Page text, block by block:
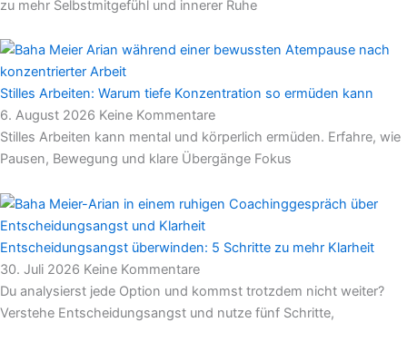
zu mehr Selbstmitgefühl und innerer Ruhe
Stilles Arbeiten: Warum tiefe Konzentration so ermüden kann
6. August 2026 Keine Kommentare
Stilles Arbeiten kann mental und körperlich ermüden. Erfahre, wie
Pausen, Bewegung und klare Übergänge Fokus
Entscheidungsangst überwinden: 5 Schritte zu mehr Klarheit
30. Juli 2026 Keine Kommentare
Du analysierst jede Option und kommst trotzdem nicht weiter?
Verstehe Entscheidungsangst und nutze fünf Schritte,